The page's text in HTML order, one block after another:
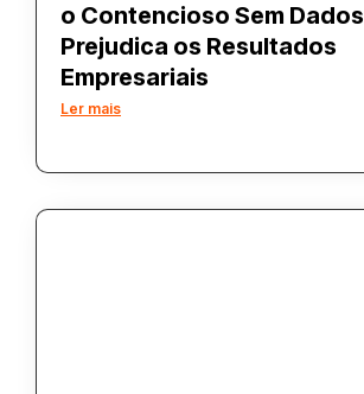
o Contencioso Sem Dados
Prejudica os Resultados
Empresariais
Ler mais